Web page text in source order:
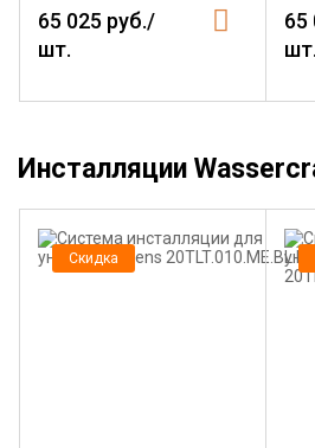
65 025 руб./
шт.
65
шт.
Инсталляции
Скидка